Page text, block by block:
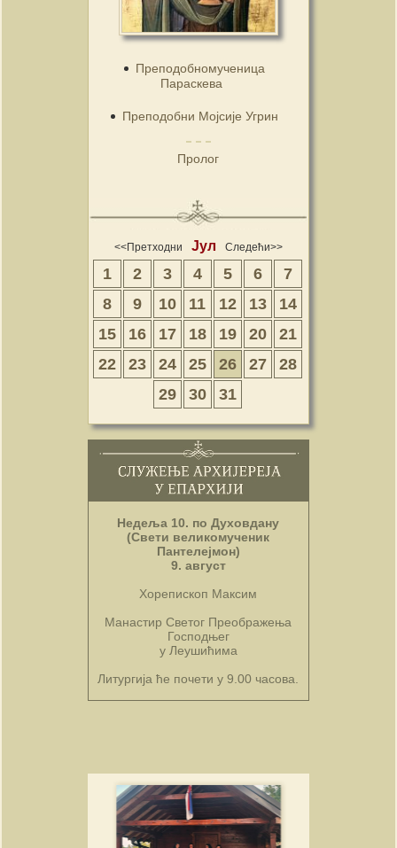
Преподобномученица
Параскева
Преподобни Мојсије Угрин
Пролог
<<Претходни Јул Следећи>>
1 2 3 4 5 6
7
8
9 10 11 12 13
14
15
16 17 18 19 20
21
22
23 24 25 26 27
28
29
30 31
Недеља 10. по Духовдану
(Свети великомученик
Пантелејмон)
9. август
Хорепископ Максим
Манастир Светог Преображења
Господњег
у Леушићима
Литургија ће почети у 9.00 часова.